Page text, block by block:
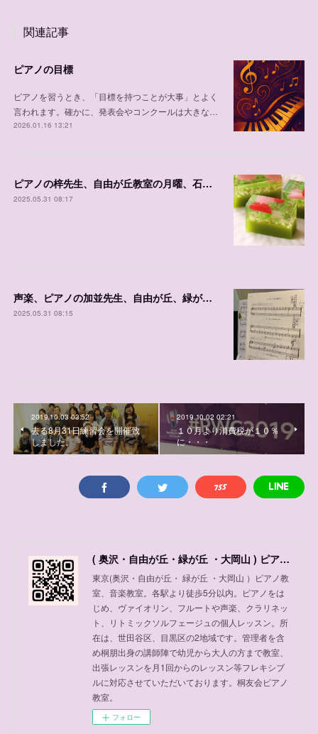
関連記事
ピアノの目標
ピアノを習うとき、「目標を持つことが大事」とよく
言われます。確かに、発表会やコンクールは大きな…
2026.01.16 13:21
ピアノの梓先生、自由が丘教室の月曜、石川台教室の金曜、体験可能日程
2025.05.31 08:17
声楽、ピアノの加並先生、自由が丘、緑が丘教室、石川台の体験可能日程
2025.05.31 08:15
2019.10.03 03:52
去る8月31日練習会を開催致
しました。
2019.10.02 02:21
１０月より消費税が１０％
に・・・
( 奥沢・自由が丘・緑が丘 ・大岡山 ) ピアノ教室、音楽教室
東京(奥沢・自由が丘・ 緑が丘 ・大岡山 ）ピアノ教
室、音楽教室。各駅より徒歩5分以内。ピアノをは
じめ、ヴァイオリン、フルートや声楽、クラリネッ
ト、リトミックソルフェージュの個人レッスン。所
在は、世田谷区、目黒区の2地域です。管理者を含
め桐朋出身の講師陣で幼児から大人の方まで教室、
出張レッスンを月1回からのレッスン等フレキシブ
ルに対応させていただいております。桐友会ピアノ
教室。
フォロー